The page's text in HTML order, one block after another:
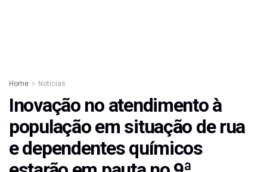
Home Notícias
Inovação no atendimento à
população em situação de rua
e dependentes químicos